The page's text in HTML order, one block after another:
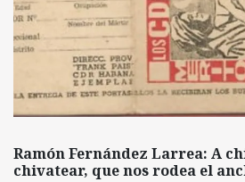
Ramón Fernández Larrea: A
chivatear, que nos rodea el